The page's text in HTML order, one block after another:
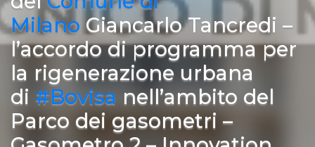
Milano Giancarlo Tancredi –
l’accordo di programma per
la rigenerazione urbana
di #Bovisa nell’ambito del
Parco dei gasometri –